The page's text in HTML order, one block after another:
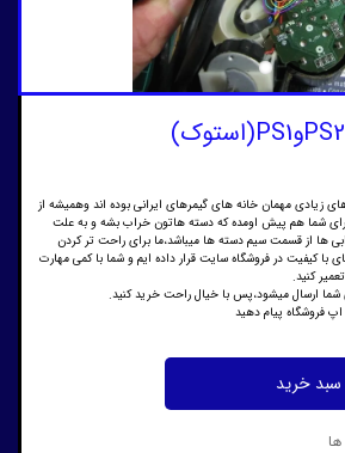
1و2 برای سال‌های زیادی مهمان خانه های گیمرهای ایرانی بوده اند وهمیشه از
برای شما هم پیش اومده که دسته هاتون خراب بشه و به علت
ها از قسمت سیم دسته ها میباشد،ما برای راحت تر کردن
با کیفیت در فروشگاه سایت قرار داده ایم و شما با کمی مهارت
کنید.
فروشگاه پیام دهید
سبد خرید